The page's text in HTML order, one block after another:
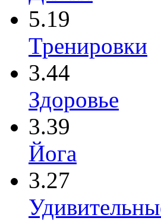
5.19
Тренировки
3.44
Здоровье
3.39
Йога
3.27